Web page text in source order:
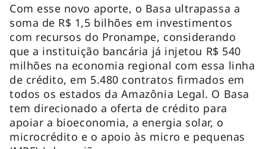
Com esse novo aporte, o Basa ultrapassa a
soma de R$ 1,5 bilhões em investimentos
com recursos do Pronampe, considerando
que a instituição bancária já injetou R$ 540
milhões na economia regional com essa linha
de crédito, em 5.480 contratos firmados em
todos os estados da Amazônia Legal. O Basa
tem direcionado a oferta de crédito para
apoiar a bioeconomia, a energia solar, o
microcrédito e o apoio às micro e pequenas